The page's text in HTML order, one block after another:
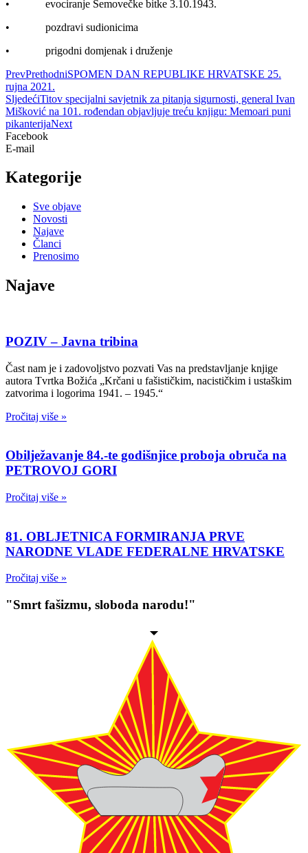
• evociranje Šemovečke bitke 3.10.1943.
• pozdravi sudionicima
• prigodni domjenak i druženje
PrevPrethodniSPOMEN DAN REPUBLIKE HRVATSKE 25.
rujna 2021.
SljedećiTitov specijalni savjetnik za pitanja sigurnosti, general Ivan
Mišković na 101. rođendan objavljuje treću knjigu: Memoari puni
pikanterijaNext
Facebook
E-mail
Kategorije
Sve objave
Novosti
Najave
Članci
Prenosimo
Najave
POZIV – Javna tribina
Čast nam je i zadovoljstvo pozvati Vas na predstavljanje knjige
autora Tvrtka Božića „Krčani u fašističkim, nacističkim i ustaškim
zatvorima i logorima 1941. – 1945.“
Pročitaj više »
Obilježavanje 84.-te godišnjice proboja obruča na
PETROVOJ GORI
Pročitaj više »
81. OBLJETNICA FORMIRANJA PRVE
NARODNE VLADE FEDERALNE HRVATSKE
Pročitaj više »
"Smrt fašizmu, sloboda narodu!"